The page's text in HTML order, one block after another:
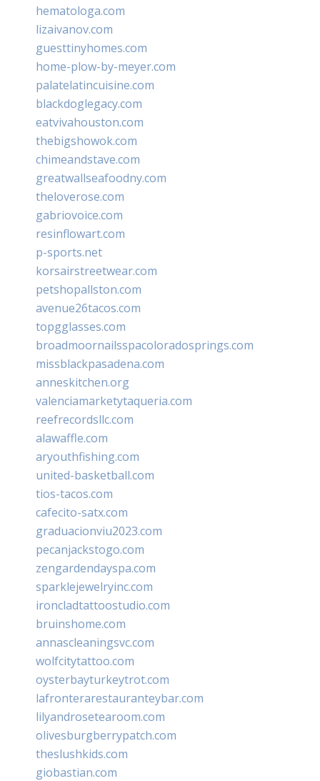
hematologa.com
lizaivanov.com
guesttinyhomes.com
home-plow-by-meyer.com
palatelatincuisine.com
blackdoglegacy.com
eatvivahouston.com
thebigshowok.com
chimeandstave.com
greatwallseafoodny.com
theloverose.com
gabriovoice.com
resinflowart.com
p-sports.net
korsairstreetwear.com
petshopallston.com
avenue26tacos.com
topgglasses.com
broadmoornailsspacoloradosprings.com
missblackpasadena.com
anneskitchen.org
valenciamarketytaqueria.com
reefrecordsllc.com
alawaffle.com
aryouthfishing.com
united-basketball.com
tios-tacos.com
cafecito-satx.com
graduacionviu2023.com
pecanjackstogo.com
zengardendayspa.com
sparklejewelryinc.com
ironcladtattoostudio.com
bruinshome.com
annascleaningsvc.com
wolfcitytattoo.com
oysterbayturkeytrot.com
lafronterarestauranteybar.com
lilyandrosetearoom.com
olivesburgberrypatch.com
theslushkids.com
giobastian.com